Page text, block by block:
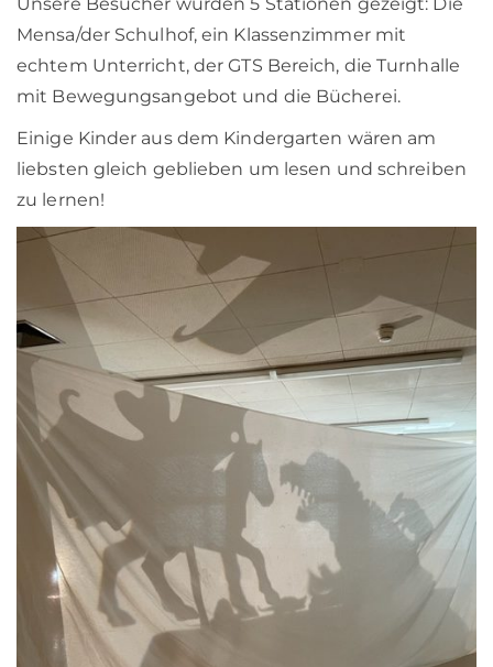
Unsere Besucher wurden 5 Stationen gezeigt: Die
Mensa/der Schulhof, ein Klassenzimmer mit
echtem Unterricht, der GTS Bereich, die Turnhalle
mit Bewegungsangebot und die Bücherei.
Einige Kinder aus dem Kindergarten wären am
liebsten gleich geblieben um lesen und schreiben
zu lernen!